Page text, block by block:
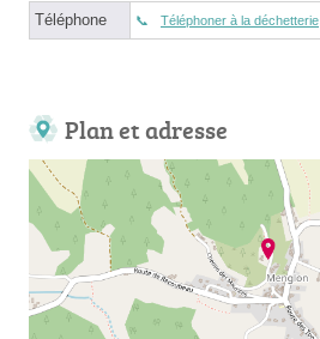
Téléphone Téléphoner à la déchetterie
Plan et adresse